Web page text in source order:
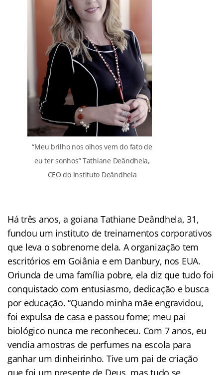
“Meu brilho nos olhos vem do fato de
eu ter sonhos” Tathiane Deândhela,
CEO do Instituto Deândhela
Há três anos, a goiana Tathiane Deândhela, 31,
fundou um instituto de treinamentos corporativos
que leva o sobrenome dela. A organização tem
escritórios em Goiânia e em Danbury, nos EUA.
Oriunda de uma família pobre, ela diz que tudo foi
conquistado com entusiasmo, dedicação e busca
por educação. “Quando minha mãe engravidou,
foi expulsa de casa e passou fome; meu pai
biológico nunca me reconheceu. Com 7 anos, eu
vendia amostras de perfumes na escola para
ganhar um dinheirinho. Tive um pai de criação